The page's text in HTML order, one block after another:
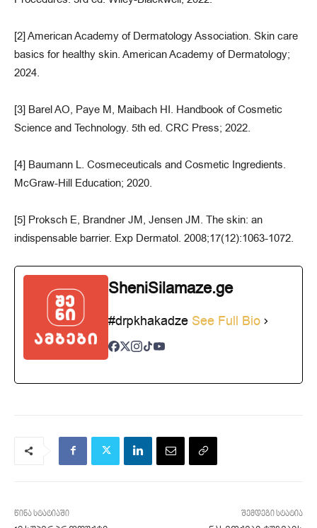
[2] American Academy of Dermatology Association. Skin care
basics for healthy skin. American Academy of Dermatology;
2024.
[3] Barel AO, Paye M, Maibach HI. Handbook of Cosmetic
Science and Technology. 5th ed. CRC Press; 2022.
[4] Baumann L. Cosmeceuticals and Cosmetic Ingredients.
McGraw-Hill Education; 2020.
[5] Proksch E, Brandner JM, Jensen JM. The skin: an
indispensable barrier. Exp Dermatol. 2008;17(12):1063-1072.
SheniSilamaze.ge
#drpkhakadze See Full Bio
წინა სტატიაში შემდეგი სტატია